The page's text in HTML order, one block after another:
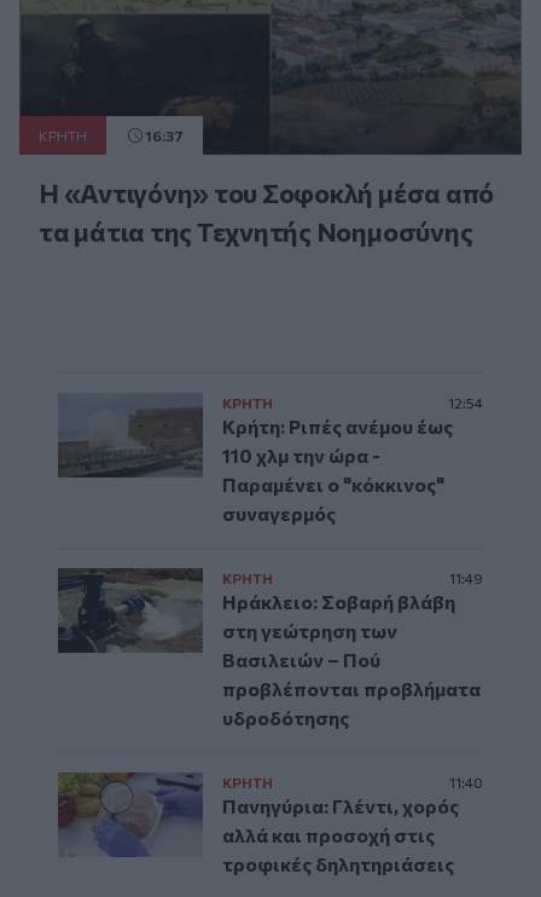
ΚΡΗΤΗ 16:37
Η «Αντιγόνη» του Σοφοκλή μέσα από
τα μάτια της Τεχνητής Νοημοσύνης
ΚΡΗΤΗ 12:54
Κρήτη: Ριπές ανέμου έως
110 χλμ την ώρα -
Παραμένει ο "κόκκινος"
συναγερμός
ΚΡΗΤΗ 11:49
Ηράκλειο: Σοβαρή βλάβη
στη γεώτρηση των
Βασιλειών – Πού
προβλέπονται προβλήματα
υδροδότησης
ΚΡΗΤΗ 11:40
Πανηγύρια: Γλέντι, χορός
αλλά και προσοχή στις
τροφικές δηλητηριάσεις